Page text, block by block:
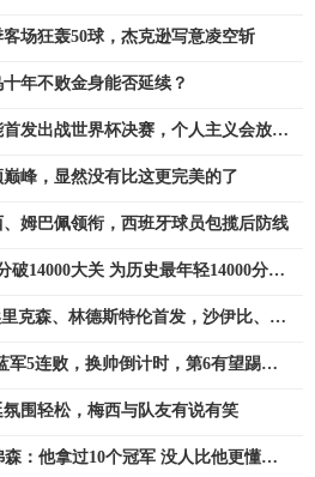
场狂轰50球，杰克逊写意凌空斩
年不败金身能否延续？
发出战世界杯决赛，个人主义会放一
峰，显然没有比这更完美的了
姆巴佩领衔，西班牙球员包揽后防线
破14000大关 为历史最年轻14000分控
克森、林德斯特伦首发，沙伊比、科
军5连败，换帅倒计时，第6有望踢欧
围轻松，梅西与队友有说有笑
：他拿过10个冠军 没人比他更懂勇